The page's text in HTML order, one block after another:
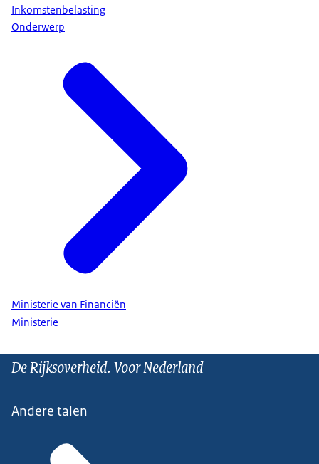
Inkomstenbelasting
Onderwerp
Ministerie van Financiën
Ministerie
De Rijksoverheid. Voor Nederland
Andere talen